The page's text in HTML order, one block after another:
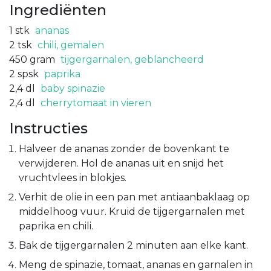
Ingrediënten
1 stk ananas
2 tsk chili, gemalen
450 gram tijgergarnalen, geblancheerd
2 spsk paprika
2,4 dl
baby spinazie
2,4 dl cherrytomaat in vieren
Instructies
Halveer de ananas zonder de bovenkant te
verwijderen. Hol de ananas uit en snijd het
vruchtvlees in blokjes.
Verhit de olie in een pan met antiaanbaklaag op
middelhoog vuur. Kruid de tijgergarnalen met
paprika en chili.
Bak de tijgergarnalen 2 minuten aan elke kant.
Meng de spinazie, tomaat, ananas en garnalen in